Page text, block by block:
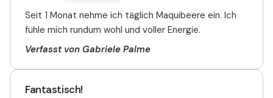
Seit 1 Monat nehme ich täglich Maquibeere ein. Ich
fühle mich rundum wohl und voller Energie.
Verfasst von Gabriele Palme
Fantastisch!